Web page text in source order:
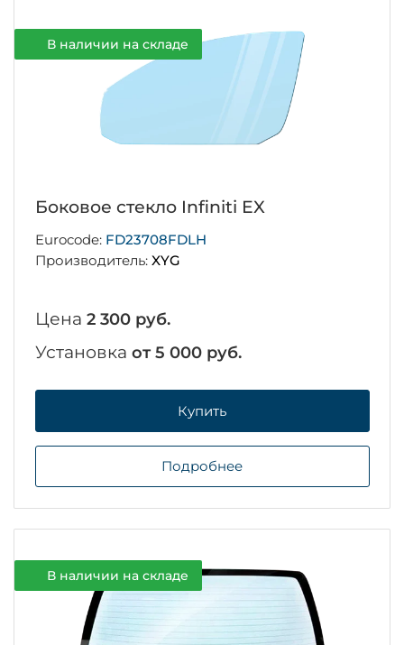
В наличии на складе
Боковое стекло Infiniti EX
Eurocode: FD23708FDLH
Производитель: XYG
Цена 2 300 руб.
Установка от 5 000 руб.
Купить
Подробнее
В наличии на складе